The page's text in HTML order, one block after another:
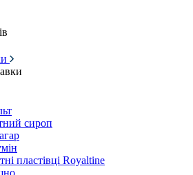
сироп
пластівці Royaltine